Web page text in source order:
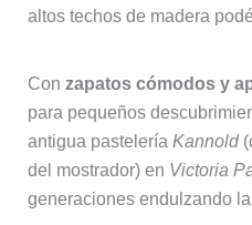
altos techos de madera
Con zapatos cómodos y
para pequeños
antigua pastelería Kannold
del mostrador) en Victoria
generaciones endulzando